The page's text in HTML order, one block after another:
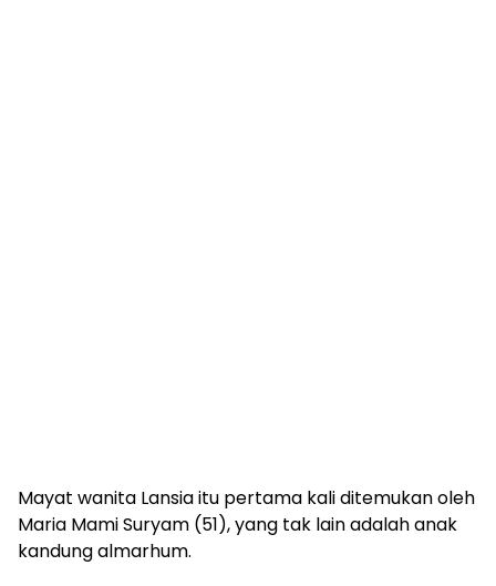
Mayat wanita Lansia itu pertama kali ditemukan oleh
Maria Mami Suryam (51), yang tak lain adalah anak
kandung almarhum.